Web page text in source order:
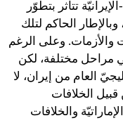
تتأثر بتطوّر
الحاكم لتلك
والأزمات. وعلى الرغم
مراحل مختلفة، لكن
العام من إيران، لا
الخلافات
والخلافات